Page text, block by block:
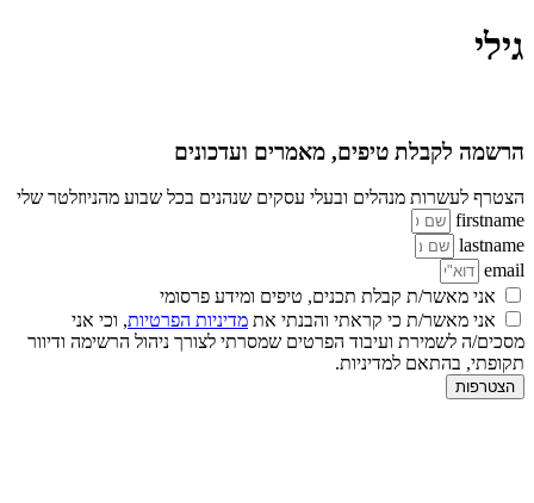
גילי
הרשמה לקבלת טיפים, מאמרים ועדכונים
הצטרף לעשרות מנהלים ובעלי עסקים שנהנים בכל שבוע מהניוזלטר שלי
firstname
lastname
email
אני מאשר/ת קבלת תכנים, טיפים ומידע פרסומי
אני מאשר/ת כי קראתי והבנתי את מדיניות הפרטיות, וכי אני
מסכים/ה לשמירת ועיבוד הפרטים שמסרתי לצורך ניהול הרשימה ודיוור
תקופתי, בהתאם למדיניות.
הצטרפות